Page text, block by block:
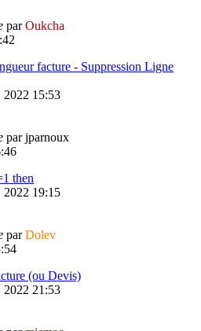
parOukcha
facture - Suppression Ligne
2022 15:53
parjparnoux
then
2022 19:15
parDolev
(ou Devis)
2022 21:53